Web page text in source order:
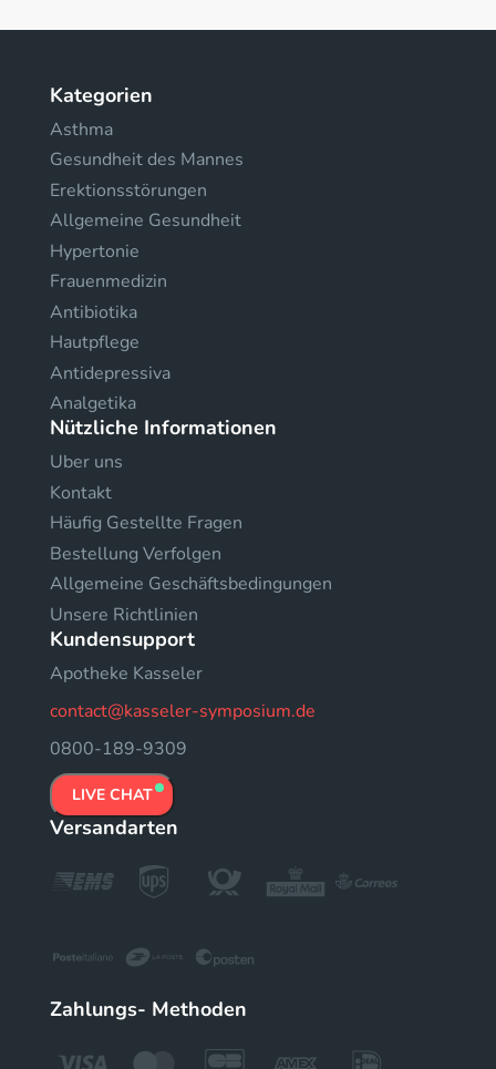
Kategorien
Asthma
Gesundheit des Mannes
Erektionsstörungen
Allgemeine Gesundheit
Hypertonie
Frauenmedizin
Antibiotika
Hautpflege
Antidepressiva
Analgetika
Nützliche Informationen
Uber uns
Kontakt
Häufig Gestellte Fragen
Bestellung Verfolgen
Allgemeine Geschäftsbedingungen
Unsere Richtlinien
Kundensupport
Apotheke Kasseler
contact@kasseler-symposium.de
0800-189-9309
LIVE CHAT
Versandarten
Zahlungs- Methoden